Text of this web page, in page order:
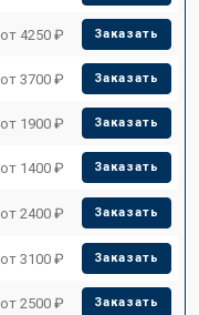
от 4250 ₽ Заказать
от 3700 ₽ Заказать
от 1900 ₽ Заказать
от 1400 ₽ Заказать
от 2400 ₽ Заказать
от 3100 ₽ Заказать
от 2500 ₽ Заказать